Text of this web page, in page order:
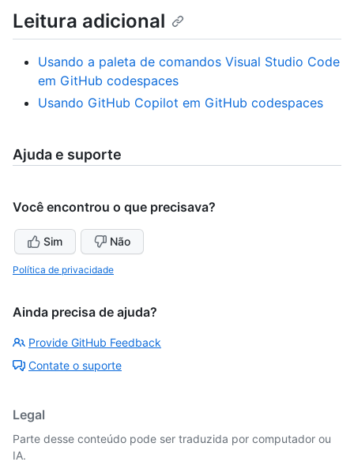
Leitura adicional
Usando a paleta de comandos Visual Studio Code
em GitHub codespaces
Usando GitHub Copilot em GitHub codespaces
Ajuda e suporte
Você encontrou o que precisava?
Sim Não
Política de privacidade
Ainda precisa de ajuda?
Provide GitHub Feedback
Contate o suporte
Legal
Parte desse conteúdo pode ser traduzida por computador ou
IA.